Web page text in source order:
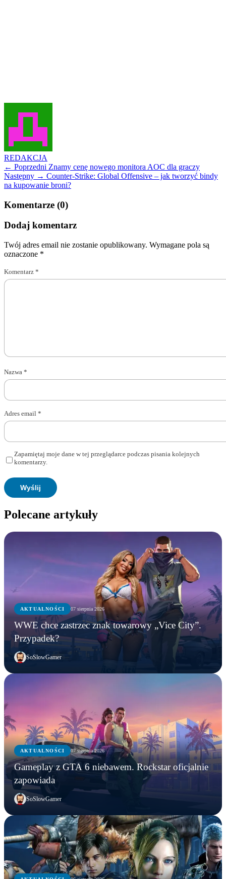
REDAKCJA
← Poprzedni Znamy cenę nowego monitora AOC dla graczy
Następny → Counter-Strike: Global Offensive – jak tworzyć bindy
na kupowanie broni?
Komentarze (0)
Dodaj komentarz
Twój adres email nie zostanie opublikowany. Wymagane pola są
oznaczone *
Komentarz *
Nazwa *
Adres email *
Zapamiętaj moje dane w tej przeglądarce podczas pisania kolejnych
komentarzy.
Polecane artykuły
AKTUALNOŚCI 07 sierpnia 2026
WWE chce zastrzec znak towarowy „Vice City”.
Przypadek?
SoSlowGamer
AKTUALNOŚCI 07 sierpnia 2026
Gameplay z GTA 6 niebawem. Rockstar oficjalnie
zapowiada
SoSlowGamer